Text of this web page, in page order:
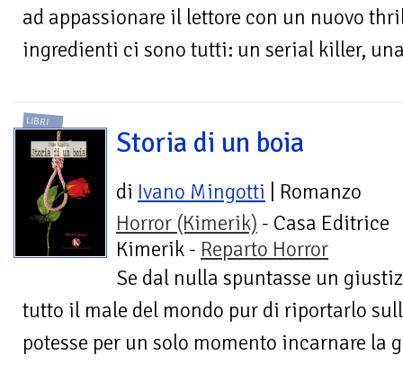
ad appassionare il lettore con un nuovo
ingredienti ci sono tutti: un serial killer,
LIBRI
Storia di un boia
di Ivano Mingotti | Romanzo
Horror (Kimerik) - Casa Editrice
Kimerik - Reparto Horror
Se dal nulla spuntasse un
tutto il male del mondo pur di riportarlo
potesse per un solo momento incarnare la